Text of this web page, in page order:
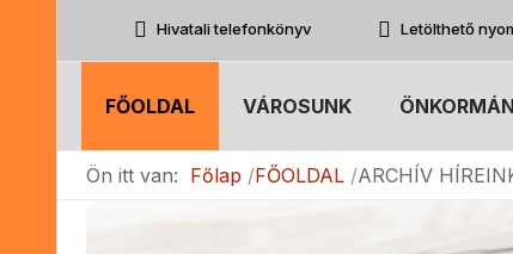
Hivatali telefonkönyv Letölthető
FŐOLDAL VÁROSUNK
Ön itt van: Főlap FŐOLDAL ARCHÍV